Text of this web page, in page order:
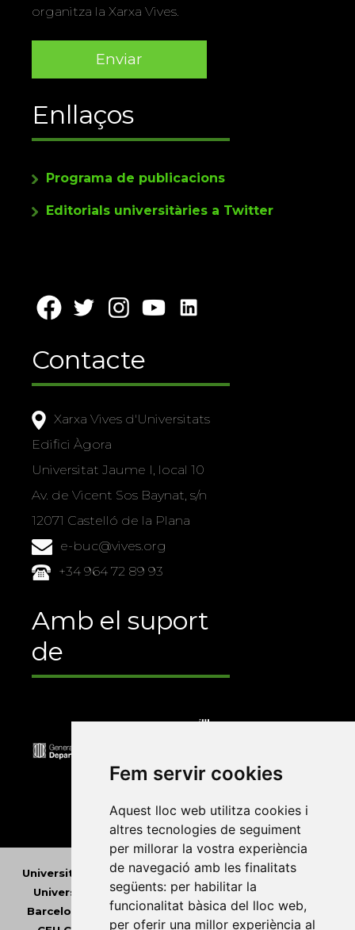
Fem servir cookies
Aquest lloc web utilitza cookies i
altres tecnologies de seguiment
per millorar la vostra experiència
de navegació amb les finalitats
següents: per habilitar la
funcionalitat bàsica del lloc web,
per oferir una millor experiència al
organitza la Xarxa Vives.
Enllaços
Programa de publicacions
Editorials universitàries a Twitter
Contacte
Xarxa Vives d'Universitats
Edifici Àgora
Universitat Jaume I, local 10
Av. de Vicent Sos Baynat, s/n
12071 Castelló de la Plana
e-buc@vives.org
+34 964 72 89 93
Amb el suport
de
Universitat Abat Oliba CEU•Universitat d'Alacant
Universitat d'Andorra•Universitat Autònoma de
Barcelona
Universitat de Barcelona•Universitat